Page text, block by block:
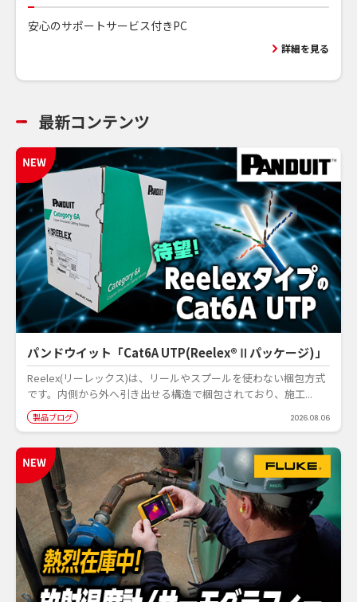
安心のサポートサービス付きPC
詳細を見る
最新コンテンツ
パンドウイット「Cat6A UTP(Reelex®Ⅱパッケージ)」
Reelex(リーレックス)は、リールやスプールを使わない梱包方式
です。内側から外へ引き出せる構造で梱包されており、施工...
製品ブログ 2026.08.06